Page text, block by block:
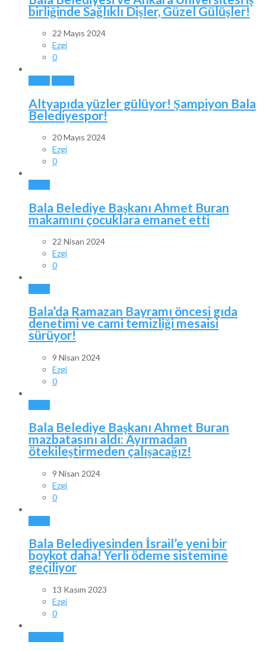
birliğinde Sağlıklı Dişler, Güzel Gülüşler!
22 Mayıs 2024
Ezgi
0
Altyapıda yüzler gülüyor! Şampiyon Bala
Belediyespor!
20 Mayıs 2024
Ezgi
0
Bala Belediye Başkanı Ahmet Buran
makamını çocuklara emanet etti
22 Nisan 2024
Ezgi
0
Bala’da Ramazan Bayramı öncesi gıda
denetimi ve cami temizliği mesaisi
sürüyor!
9 Nisan 2024
Ezgi
0
Bala Belediye Başkanı Ahmet Buran
mazbatasını aldı: Ayırmadan
ötekileştirmeden çalışacağız!
9 Nisan 2024
Ezgi
0
Bala Belediyesinden İsrail’e yeni bir
boykot daha! Yerli ödeme sistemine
geçiliyor
13 Kasım 2023
Ezgi
0